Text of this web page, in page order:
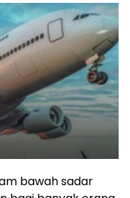
bawah sadar